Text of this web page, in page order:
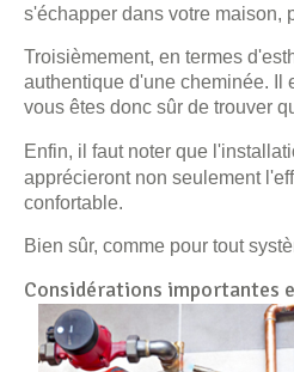
s'échapper dans votre maison,
Troisièmement, en termes
authentique d'une cheminée. Il
vous êtes donc sûr de trouver
Enfin, il faut noter que
apprécieront non seulement
confortable.
Bien sûr, comme pour tout
Considérations importantes